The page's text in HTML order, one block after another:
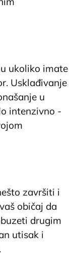
ukoliko imate
Usklađivanje
u
intenzivno -
završiti i
običaj da
drugim
utisak i